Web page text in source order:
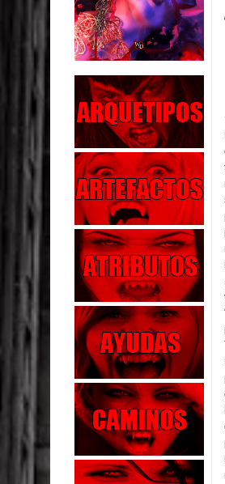
Parte 02: El
Parte 06: Coletazos
Parte 05: Los
Parte 04: Oídos
Parte 03: La
Parte 02: Vuelve el
Parte 03:
Parte 02: Un Bicho
Parte 01: Una